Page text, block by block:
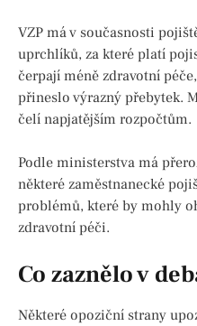
VZP má v současnosti
uprchlíků, za které platí
čerpají méně zdravotní
přineslo výrazný přebytek.
čelí napjatějším rozpočtům.
Podle ministerstva má
některé zaměstnanecké
problémů, které by mohly
zdravotní péči.
Co zaznělo v
Některé opoziční strany